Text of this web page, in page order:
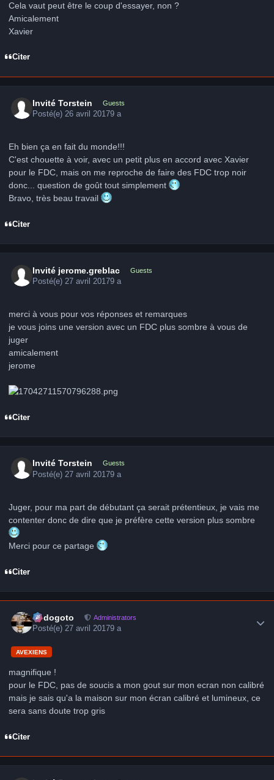
Cela vaut peut être le coup d'essayer, non ?
Amicalement
Xavier
Citer
Invité Torstein Guests
Posté(e)26 avril 20179 a
Eh bien ça en fait du monde!!!
C'est chouette à voir, avec un petit plus en accord avec Xavier
pour le FDC, mais on me reproche de faire des FDC trop noir
donc... question de goût tout simplement
Bravo, très beau travail
Citer
Invité jerome.greblac Guests
Posté(e)27 avril 20179 a
merci à vous pour vos réponses et remarques
je vous joins une version avec un FDC plus sombre à vous de
juger
amicalement
jerome
Citer
Invité Torstein Guests
Posté(e) 27 avril 20179 a
Juger, pour ma part de débutant ça serait prétentieux, je vais me
contenter donc de dire que je préfère cette version plus sombre
Merci pour ce partage
Citer
frédogoto Administrators
Posté(e)27 avril 20179 a
AVEXIENS
magnifique !
pour le FDC, pas de soucis a mon gout sur mon ecran non calibré
mais je sais qu'a la maison sur mon écran calibré et lumineux, ce
sera sans doute trop gris
Citer